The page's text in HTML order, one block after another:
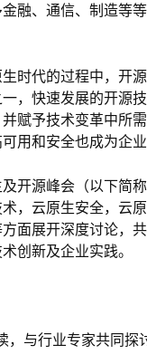
融、通信、制造等
时代的过程中，开
，快速发展的开源
赋予技术变革中所
用和安全也成为企业
开源峰会（以下简
，云原生安全，云
面展开深度讨论，
创新及企业实践。
，与行业专家共同探